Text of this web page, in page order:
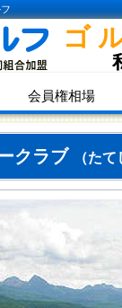
ゴ
会員権相場
クラブ （た